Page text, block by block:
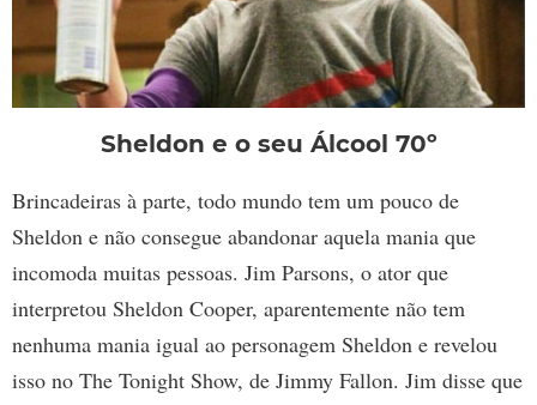
Sheldon e o seu Álcool 70º
Brincadeiras à parte, todo mundo tem um pouco de
Sheldon e não consegue abandonar aquela mania que
incomoda muitas pessoas. Jim Parsons, o ator que
interpretou Sheldon Cooper, aparentemente não tem
nenhuma mania igual ao personagem Sheldon e revelou
isso no The Tonight Show, de Jimmy Fallon. Jim disse que